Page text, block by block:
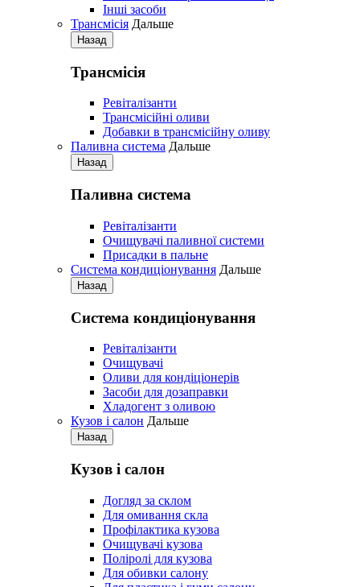
Iнші засоби
Трансмісія Дальше
Назад
Трансмісія
Ревіталізанти
Трансмісійні оливи
Добавки в трансмісійну оливу
Паливна система Дальше
Назад
Паливна система
Ревіталізанти
Очищувачі паливної системи
Присадки в пальне
Система кондиціонування Дальше
Назад
Система кондиціонування
Pевіталізанти
Очищувачі
Оливи для кондіціонерів
Засоби для дозаправки
Хладогент з оливою
Кузов і салон Дальше
Назад
Кузов і салон
Догляд за склом
Для омивання скла
Профілактика кузова
Очищувачі кузова
Поліролі для кузова
Для обивки салону